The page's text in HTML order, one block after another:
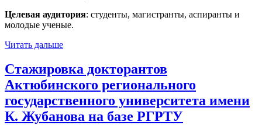
Целевая аудитория: студенты, магистранты, аспиранты и
молодые ученые.
Читать дальше
Стажировка докторантов
Актюбинского регионального
государственного университета имени
К. Жубанова на базе РГРТУ